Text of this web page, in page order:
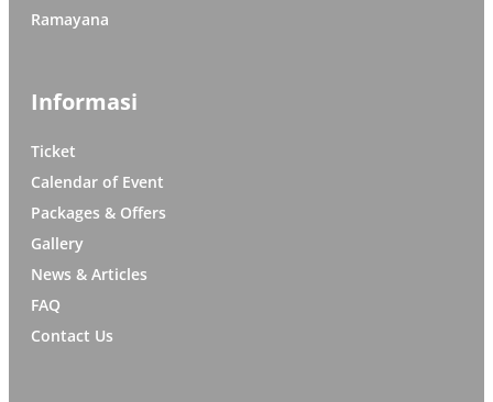
Ramayana
Informasi
Ticket
Calendar of Event
Packages & Offers
Gallery
News & Articles
FAQ
Contact Us